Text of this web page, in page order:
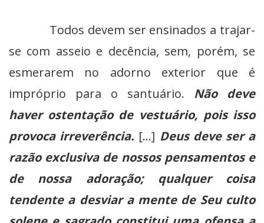
Todos devem ser ensinados a trajar-
se com asseio e decência, sem, porém, se
esmerarem no adorno exterior que é
impróprio para o santuário. Não deve
haver ostentação de vestuário, pois isso
provoca irreverência. […] Deus deve ser a
razão exclusiva de nossos pensamentos e
de nossa adoração; qualquer coisa
tendente a desviar a mente de Seu culto